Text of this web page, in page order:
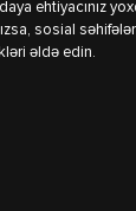
ehtiyacınız
sosial
əldə edin.